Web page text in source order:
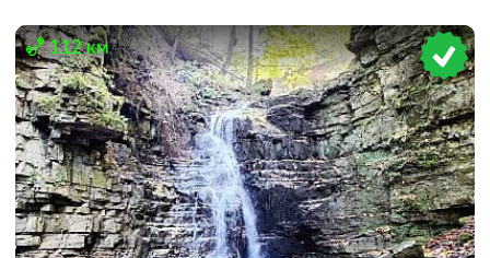
1
112 км